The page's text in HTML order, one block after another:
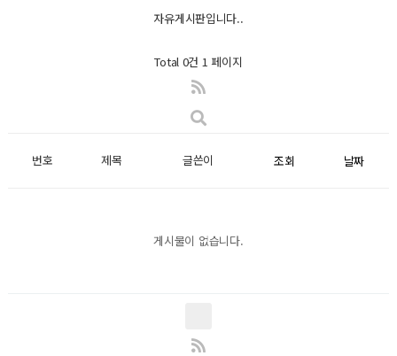
자유게시판입니다..
Total 0건 1 페이지
번호 제목 글쓴이 조회 날짜
게시물이 없습니다.